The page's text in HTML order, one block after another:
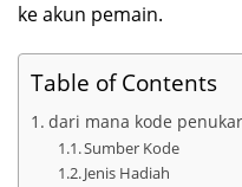
ke akun pemain.
Table of Contents
dari mana kode
Sumber Kode
Jenis Hadiah